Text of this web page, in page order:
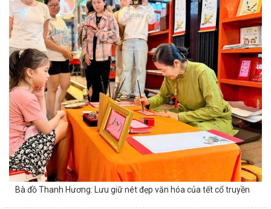
Bà đồ Thanh Hương: Lưu giữ nét đẹp văn hóa của tết cổ truyền